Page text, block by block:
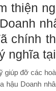
thiện
chính
nghĩa
giúp đỡ các
hậu Doanh